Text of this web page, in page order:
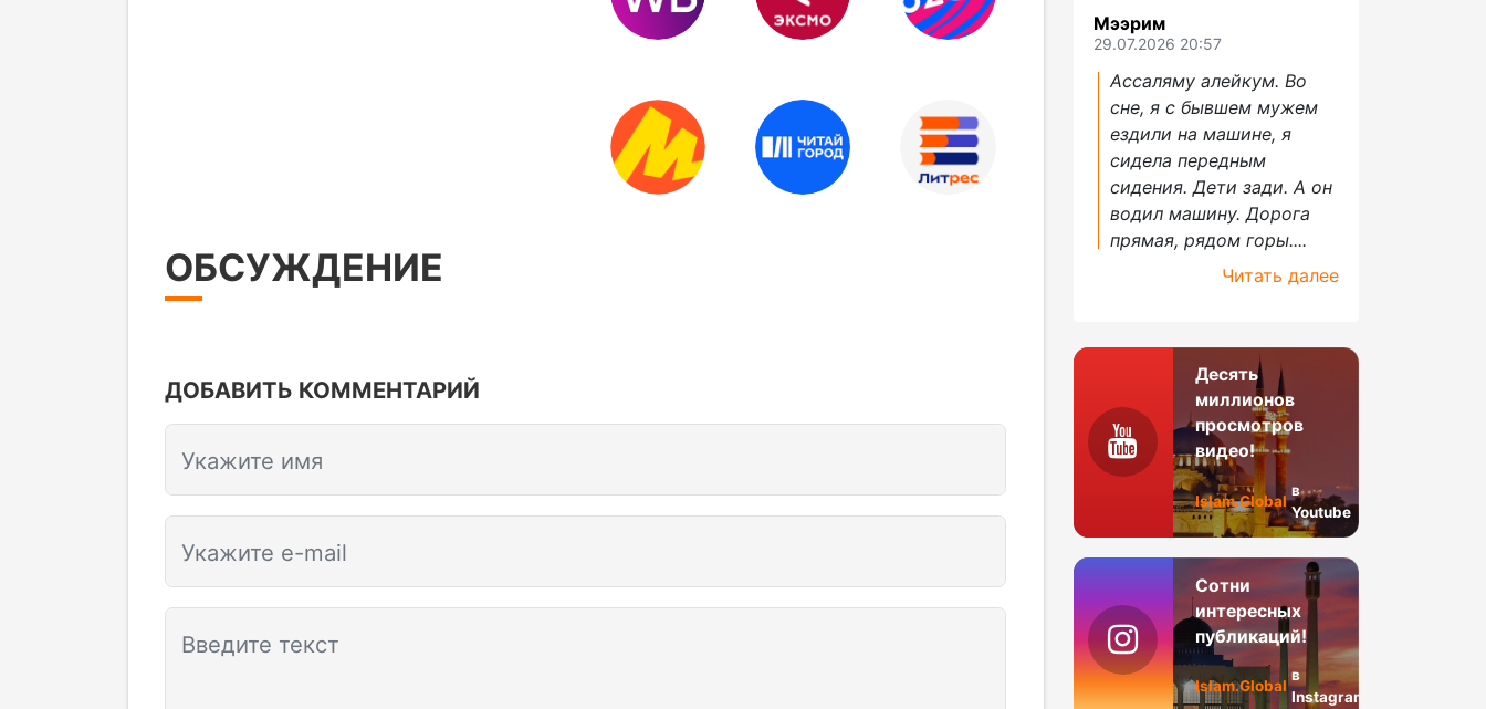
ОБСУЖДЕНИЕ
ДОБАВИТЬ КОММЕНТАРИЙ
Укажите имя
Укажите e-mail
Введите текст
Мээрим
29.07.2026 20:57
Ассаляму алейкум. Во
сне, я с бывшем мужем
ездили на машине, я
сидела передным
сидения. Дети зади. А он
водил машину. Дорога
прямая, рядом горы....
Читать далее
Десять
миллионов
просмотров
видео!
Islam.Global
в
Youtube
Сотни
интересных
публикаций!
Islam.Global
в
Instagram